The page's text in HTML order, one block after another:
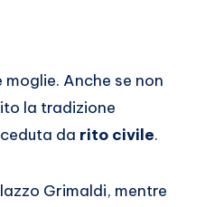
Anche se non
la tradizione
da rito civile.
Grimaldi, mentre